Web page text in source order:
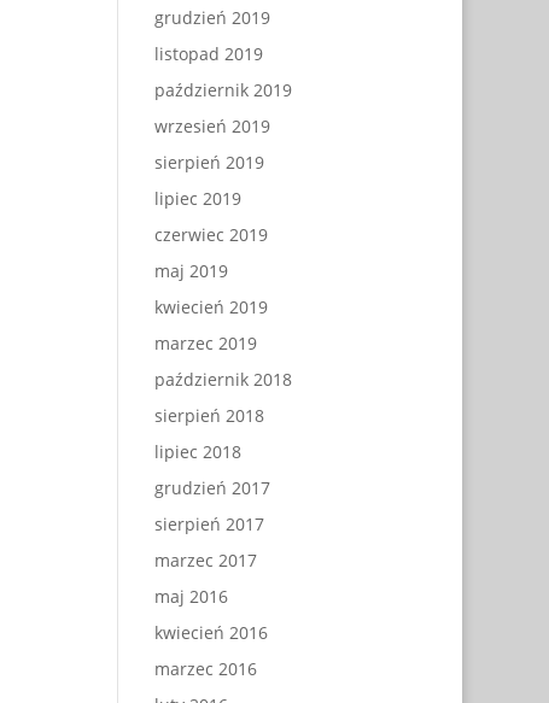
grudzień 2019
listopad 2019
październik 2019
wrzesień 2019
sierpień 2019
lipiec 2019
czerwiec 2019
maj 2019
kwiecień 2019
marzec 2019
październik 2018
sierpień 2018
lipiec 2018
grudzień 2017
sierpień 2017
marzec 2017
maj 2016
kwiecień 2016
marzec 2016